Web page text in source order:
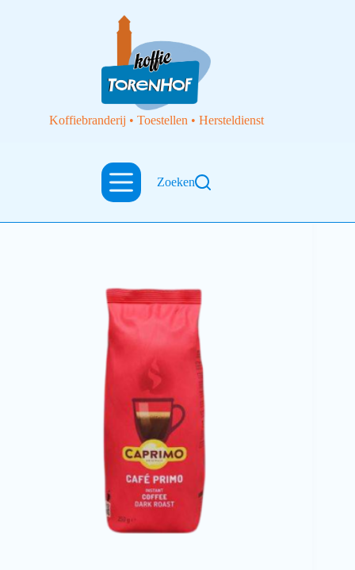
Koffiebranderij • Toestellen • Hersteldienst
Zoeken
Ambachtelijk gebrande koffie